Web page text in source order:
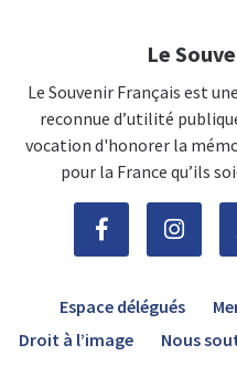
Le
Le Souvenir Français est
reconnue d’utilité
vocation d'honorer la
pour la France qu’ils
Espace délégués
Droit à l’image
Nous